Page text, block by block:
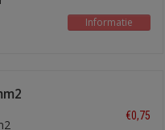
Informatie
€0,75